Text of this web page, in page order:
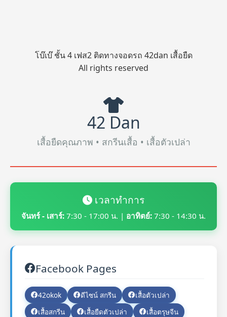
โบ๊เบ๊ ชั้น 4 เฟส2 ติดทางจอดรถ 42dan เสื้อยืด
All rights reserved
42 Dan
เสื้อยืดคุณภาพ • สกรีนเสื้อ • เสื้อตัวเปล่า
เวลาทำการ
จันทร์ - เสาร์: 7:30 - 17:00 น. | อาทิตย์: 7:30 - 14:30 น.
Facebook Pages
42okok ดีไซน์ สกรีน
เสื้อตัวเปล่า
เสื้อสกรีน
เสื้อยืดตัวเปล่า เสื้อตรุษจีน